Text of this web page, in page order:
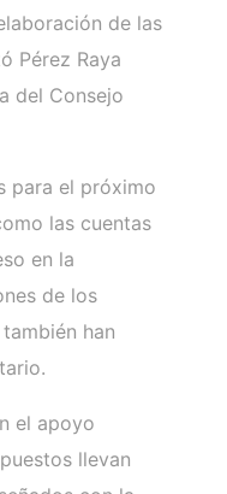
de las
Pérez Raya
del Consejo
para el próximo
las cuentas
en la
de los
han
el apoyo
llevan